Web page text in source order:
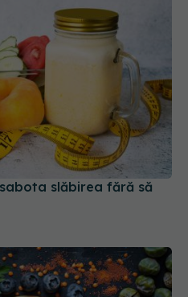
slăbirea fără să